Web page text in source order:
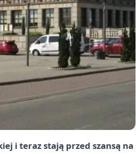
i teraz stają przed szansą na